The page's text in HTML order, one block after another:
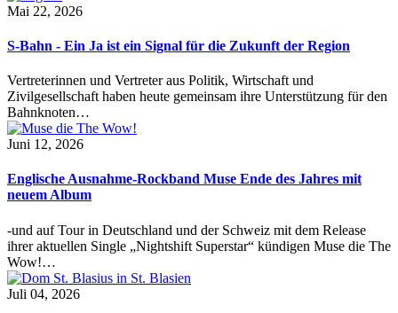
Mai 22, 2026
S-Bahn - Ein Ja ist ein Signal für die Zukunft der Region
Vertreterinnen und Vertreter aus Politik, Wirtschaft und
Zivilgesellschaft haben heute gemeinsam ihre Unterstützung für den
Bahnknoten…
Juni 12, 2026
Englische Ausnahme-Rockband Muse Ende des Jahres mit
neuem Album
-und auf Tour in Deutschland und der Schweiz mit dem Release
ihrer aktuellen Single „Nightshift Superstar“ kündigen Muse die The
Wow!…
Juli 04, 2026